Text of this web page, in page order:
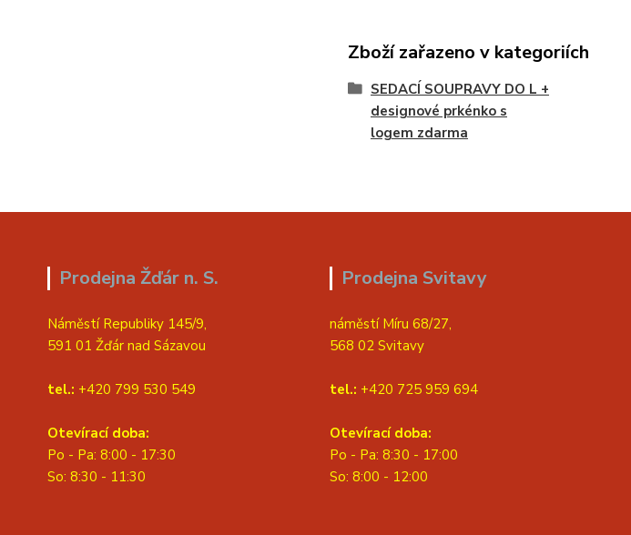
Zboží zařazeno v kategoriích
SEDACÍ SOUPRAVY DO L +
designové prkénko s
logem zdarma
Prodejna Žďár n. S.
Náměstí Republiky 145/9,
591 01 Žďár nad Sázavou
tel.: +420 799 530 549
Otevírací doba:
Po - Pa: 8:00 - 17:30
So: 8:30 - 11:30
Prodejna Svitavy
náměstí Míru 68/27,
568 02 Svitavy
tel.: +420 725 959 694
Otevírací doba:
Po - Pa: 8:30 - 17:00
So: 8:00 - 12:00